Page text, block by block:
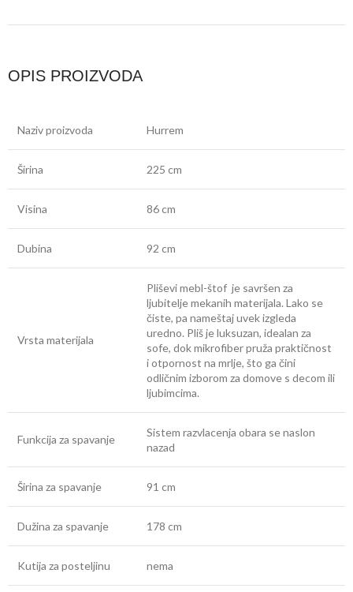
OPIS PROIZVODA
Naziv proizvoda Hurrem
Širina 225 cm
Visina 86 cm
Dubina 92 cm
Vrsta materijala
Pliševi mebl-štof je savršen za
ljubitelje mekanih materijala. Lako se
čiste, pa nameštaj uvek izgleda
uredno. Pliš je luksuzan, idealan za
sofe, dok mikrofiber pruža praktičnost
i otpornost na mrlje, što ga čini
odličnim izborom za domove s decom ili
ljubimcima.
Funkcija za spavanje
Sistem razvlacenja obara se naslon
nazad
Širina za spavanje 91 cm
Dužina za spavanje 178 cm
Kutija za posteljinu nema